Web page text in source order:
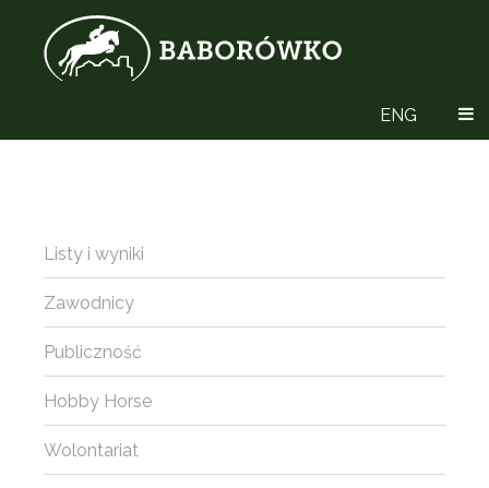
ENG
Listy i wyniki
Zawodnicy
Publiczność
Hobby Horse
Wolontariat